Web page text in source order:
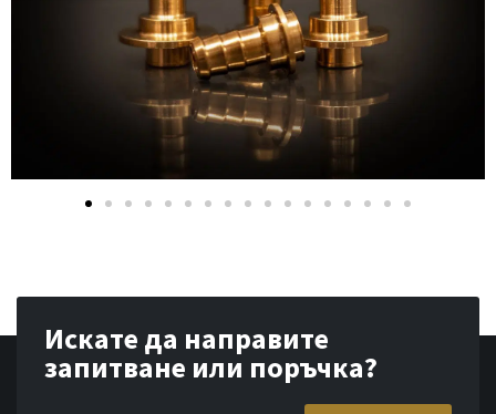
Искате да направите
запитване или поръчка?